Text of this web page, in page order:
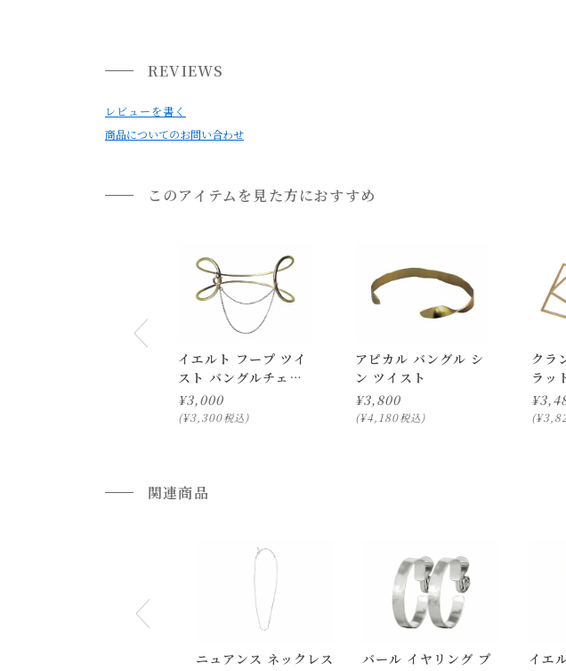
配送方法に関しては「
小型商品の日時・時間指定について
お届け時間帯(大型以外) は、
午前か午後かの２択のみとなります。
日曜・祝日は、時間帯指定ができません。
・使用後は柔らかい布で汗や汚れをふき取り、直射日光や埃を避け、湿度の
REVIEWS
レビューを書く
商品についてのお問い合わせ
このアイテムを見た方におすすめ
イエルト フープ ツイ
スト バングルチェー
ン
¥3,000
¥3,300税込
アピカル バングル シ
ン ツイスト
¥3,800
¥4,180税込
クラ
ラッ
ト
¥
¥
関連商品
ニュアンス ネックレス
バール イヤリング プ
イエ